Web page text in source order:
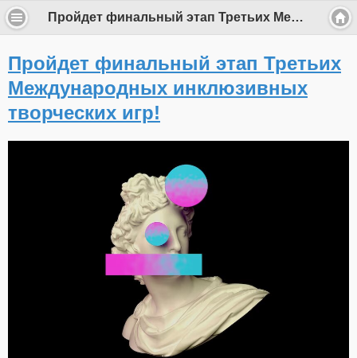
Пройдет финальный этап Третьих Международных инклюзивных творческих игр!
Пройдет финальный этап Третьих
Международных инклюзивных
творческих игр!